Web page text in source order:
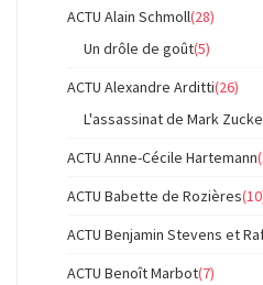
ACTU Alain Schmoll(28)
Un drôle de goût(5)
ACTU Alexandre Arditti(26)
L'assassinat de Mark
ACTU Anne-Cécile Hartemann
ACTU Babette de Rozières
ACTU Benjamin Stevens et
ACTU Benoît Marbot(7)